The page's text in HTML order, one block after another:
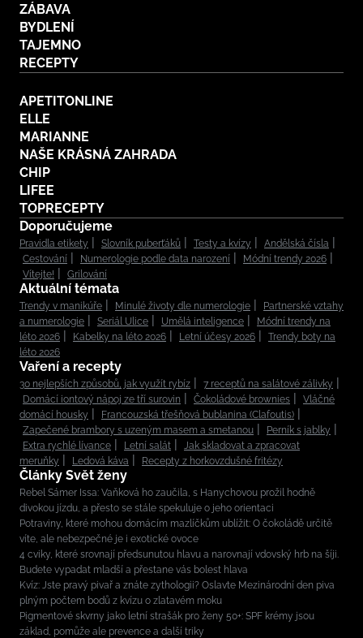
ZÁBAVA
BYDLENÍ
TAJEMNO
RECEPTY
APETITONLINE
ELLE
MARIANNE
NAŠE KRÁSNÁ ZAHRADA
CHIP
LIFEE
TOPRECEPTY
Doporučujeme
Pravidla etikety Slovník puberťáků Testy a kvízy
Andělská čísla
Cestování
Numerologie podle data narození
Módní trendy 2026
Vítejte!
Grilování
Aktuální témata
Trendy v manikúře Minulé životy dle numerologie
Partnerské vztahy
a numerologie
Seriál Ulice Umělá inteligence
Módní trendy na
léto 2026
Kabelky na léto 2026 Letní účesy 2026
Trendy boty na
léto 2026
Vaření a recepty
30 nejlepších způsobů, jak využít rybíz
7 receptů na salátové zálivky
Domácí iontový nápoj ze tří surovin
Čokoládové brownies
Vláčné
domácí housky
Francouzská třešňová bublanina (Clafoutis)
Zapečené brambory s uzeným masem a smetanou
Perník s jablky
Extra rychlé lívance
Letní salát
Jak skladovat a zpracovat
meruňky
Ledová káva Recepty z horkovzdušné fritézy
Články Svět ženy
Rebel Sámer Issa: Vaňková ho zaučila, s Hanychovou prožil hodně
divokou jízdu, a přesto se stále spekuluje o jeho orientaci
Potraviny, které mohou domácím mazlíčkům ublížit: O čokoládě určitě
víte, ale nebezpečné je i exotické ovoce
4 cviky, které srovnají předsunutou hlavu a narovnají vdovský hrb na šíji.
Budete vypadat mladší a přestane vás bolest hlava
Kvíz: Jste pravý pivař a znáte zythologii? Oslavte Mezinárodní den piva
plným počtem bodů z kvízu o zlatavém moku
Pigmentové skvrny jako letní strašák pro ženy 50+: SPF krémy jsou
základ, pomůže ale prevence a další triky